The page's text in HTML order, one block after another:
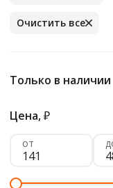
Очистить все
Только в наличии
Цена,₽
от